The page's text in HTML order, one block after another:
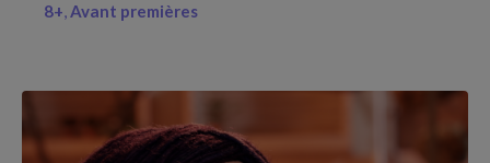
8+ Avant premières